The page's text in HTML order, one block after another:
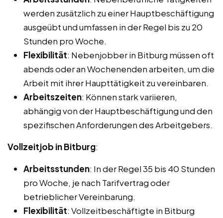
werden zusätzlich zu einer Hauptbeschäftigung
ausgeübt und umfassen in der Regel bis zu 20
Stunden pro Woche.
Flexibilität: Nebenjobber in Bitburg müssen oft
abends oder an Wochenenden arbeiten, um die
Arbeit mit ihrer Haupttätigkeit zu vereinbaren.
Arbeitszeiten: Können stark variieren,
abhängig von der Hauptbeschäftigung und den
spezifischen Anforderungen des Arbeitgebers.
Vollzeitjob in Bitburg:
Arbeitsstunden: In der Regel 35 bis 40 Stunden
pro Woche, je nach Tarifvertrag oder
betrieblicher Vereinbarung.
Flexibilität: Vollzeitbeschäftigte in Bitburg